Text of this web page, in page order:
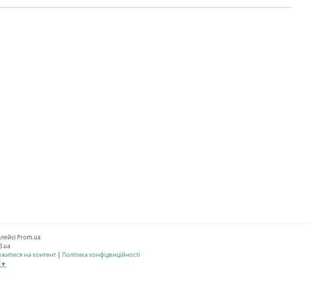
Prom.ua
на контент | Політика конфіденційності
▼